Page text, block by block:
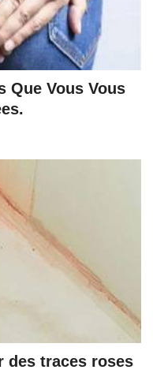
Que Vous Vous
des traces roses